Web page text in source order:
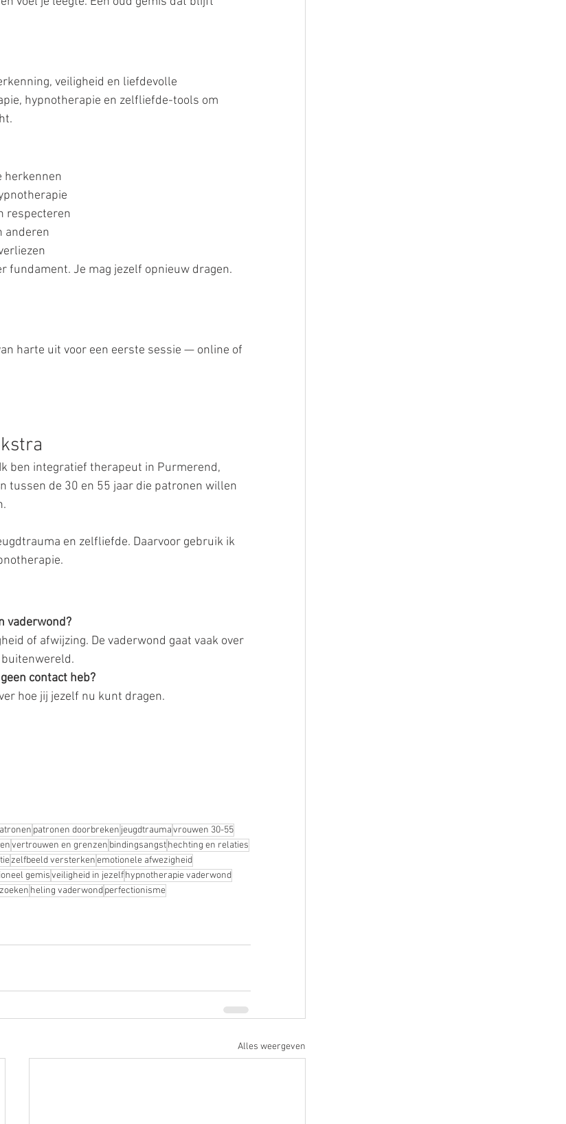
veiligheid en liefdevolle
hypnotherapie en zelfliefde-tools om
herkennen
respecteren
anderen
fundament. Je mag jezelf opnieuw dragen.
harte uit voor een eerste sessie — online of
ben integratief therapeut in Purmerend,
tussen de 30 en 55 jaar die patronen willen
en zelfliefde. Daarvoor gebruik ik
vaderwond?
of afwijzing. De vaderwond gaat vaak over
contact heb?
hoe jij jezelf nu kunt dragen.
patronen doorbreken jeugdtraumavrouwen 30-55
vertrouwen en grenzen bindingsangsthechting en relaties
zelfbeeld versterkenemotionele afwezigheid
gemisveiligheid in jezelfhypnotherapie vaderwond
heling vaderwondperfectionisme
Alles weergeven